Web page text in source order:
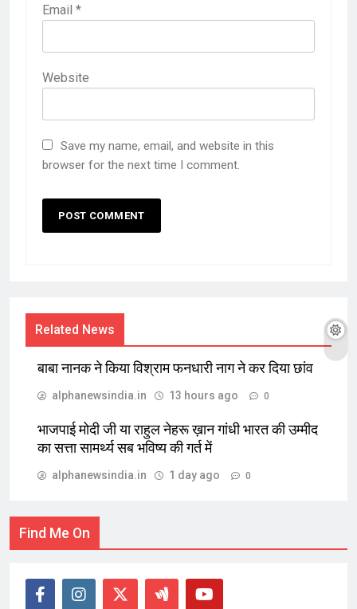
Email *
Website
Save my name, email, and website in this
browser for the next time I comment.
Related News
बाबा नानक ने किया विश्राम फनधारी नाग ने कर दिया छांव
alphanewsindia.in 13 hours ago 0
भाजपाई मोदी जी या राहुल नेहरू ख़ान गांधी भारत की उम्मीद
का सत्ता सामर्थ्य सब भविष्य की गर्त में
alphanewsindia.in 1 day ago 0
Find Me On